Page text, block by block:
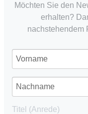
Möchten Sie den
erhalten?
nachstehendem
Titel (Anrede)